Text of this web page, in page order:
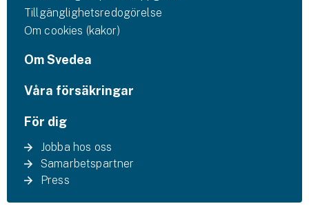
Tillgänglighetsredogörelse
Om cookies (kakor)
Om Svedea
Våra försäkringar
För dig
Jobba hos oss
Samarbetspartner
Press